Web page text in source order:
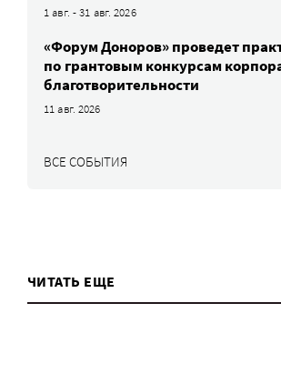
1 авг. - 31 авг. 2026
«Форум Доноров» проведет
по грантовым конкурсам
благотворительности
11 авг. 2026
ВСЕ СОБЫТИЯ
ЧИТАТЬ ЕЩЕ